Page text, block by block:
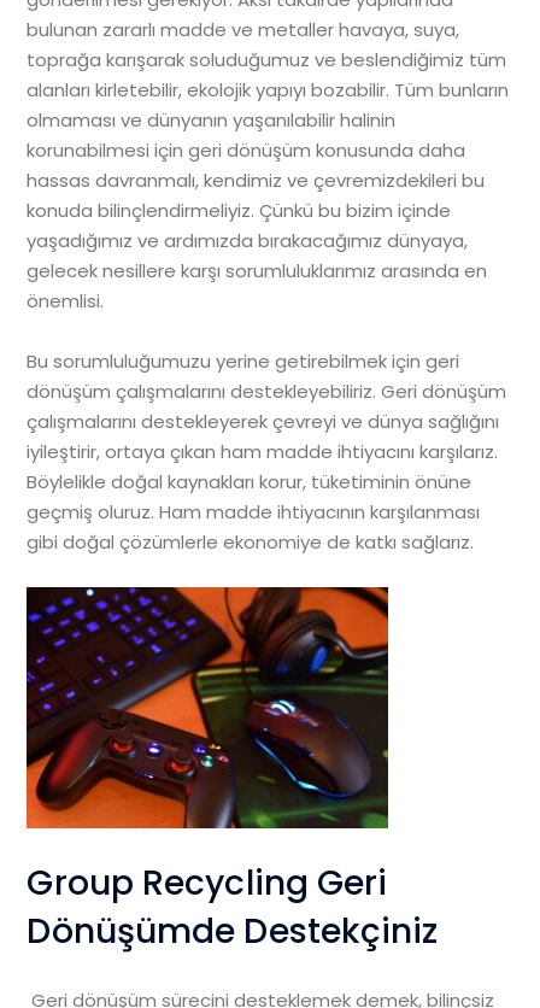
bulunan zararlı madde ve metaller havaya, suya,
toprağa karışarak soluduğumuz ve beslendiğimiz tüm
alanları kirletebilir, ekolojik yapıyı bozabilir. Tüm bunların
olmaması ve dünyanın yaşanılabilir halinin
korunabilmesi için geri dönüşüm konusunda daha
hassas davranmalı, kendimiz ve çevremizdekileri bu
konuda bilinçlendirmeliyiz. Çünkü bu bizim içinde
yaşadığımız ve ardımızda bırakacağımız dünyaya,
gelecek nesillere karşı sorumluluklarımız arasında en
önemlisi.
Bu sorumluluğumuzu yerine getirebilmek için geri
dönüşüm çalışmalarını destekleyebiliriz. Geri dönüşüm
çalışmalarını destekleyerek çevreyi ve dünya sağlığını
iyileştirir, ortaya çıkan ham madde ihtiyacını karşılarız.
Böylelikle doğal kaynakları korur, tüketiminin önüne
geçmiş oluruz. Ham madde ihtiyacının karşılanması
gibi doğal çözümlerle ekonomiye de katkı sağlarız.
Group Recycling Geri
Dönüşümde Destekçiniz
Geri dönüşüm sürecini desteklemek demek, bilinçsiz